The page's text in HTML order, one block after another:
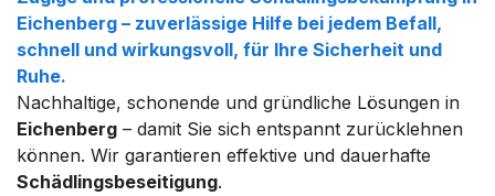
Eichenberg – zuverlässige Hilfe bei jedem Befall,
schnell und wirkungsvoll, für Ihre Sicherheit und
Ruhe.
Nachhaltige, schonende und gründliche Lösungen in
Eichenberg – damit Sie sich entspannt zurücklehnen
können. Wir garantieren effektive und dauerhafte
Schädlingsbeseitigung.